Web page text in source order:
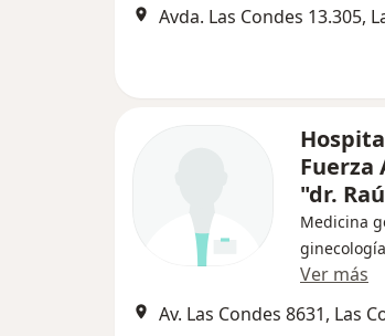
Avda. Las Condes 13.305,
Fuerza
"dr.
Medicina
Ver más